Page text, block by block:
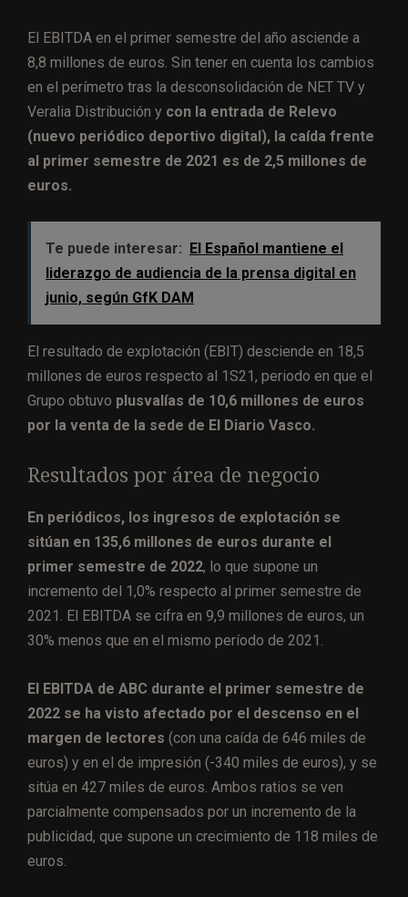
El EBITDA en el primer semestre del año asciende a
8,8 millones de euros. Sin tener en cuenta los cambios
en el perímetro tras la desconsolidación de NET TV y
Veralia Distribución y con la entrada de Relevo
(nuevo periódico deportivo digital), la caída frente
al primer semestre de 2021 es de 2,5 millones de
euros.
Te puede interesar: El Español mantiene el
liderazgo de audiencia de la prensa digital en
junio, según GfK DAM
El resultado de explotación (EBIT) desciende en 18,5
millones de euros respecto al 1S21, periodo en que el
Grupo obtuvo plusvalías de 10,6 millones de euros
por la venta de la sede de El Diario Vasco.
Resultados por área de negocio
En periódicos, los ingresos de explotación se
sitúan en 135,6 millones de euros durante el
primer semestre de 2022, lo que supone un
incremento del 1,0% respecto al primer semestre de
2021. El EBITDA se cifra en 9,9 millones de euros, un
30% menos que en el mismo período de 2021.
El EBITDA de ABC durante el primer semestre de
2022 se ha visto afectado por el descenso en el
margen de lectores (con una caída de 646 miles de
euros) y en el de impresión (-340 miles de euros), y se
sitúa en 427 miles de euros. Ambos ratios se ven
parcialmente compensados por un incremento de la
publicidad, que supone un crecimiento de 118 miles de
euros.